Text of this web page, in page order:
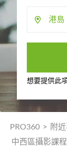
港島
想要提供此
PRO360 > 附
中西區攝影課程